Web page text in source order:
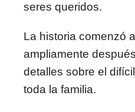
seres queridos.
La historia comenzó
ampliamente
detalles sobre el
toda la familia.